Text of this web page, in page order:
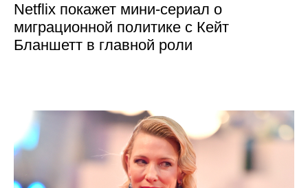
Netflix покажет мини-сериал о
миграционной политике с Кейт
Бланшетт в главной роли